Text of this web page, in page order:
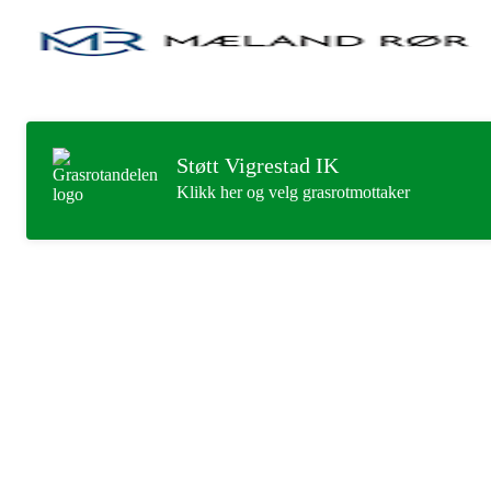
Støtt Vigrestad IK
Klikk her og velg grasrotmottaker